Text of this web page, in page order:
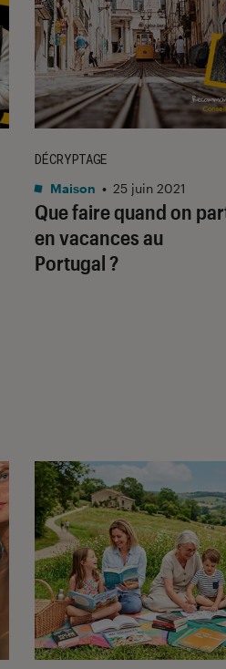
Que faire quand on
en vacances au
Portugal ?
DÉCRYPTAGE
Maison • 25 juin 2021